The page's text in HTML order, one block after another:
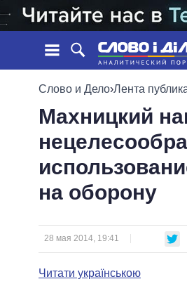
НОВОСТИ
ЛЕНТА
СОБЫТИЯ
СТАТЬИ
МНЕНИЯ
ОБЗОРЫ
ДАЙДЖЕСТЫ
ВСЕ ПОЛИТИКИ
ПРЕЗИДЕНТ И ОФИС
ВЕРХОВНАЯ РАДА
КАБИНЕТ МИНИСТРОВ
СРАВНЕНИЕ
Слово и Дело›Лента
Махницкий
на оборону
28 мая 2014, 19:41
Читати українською